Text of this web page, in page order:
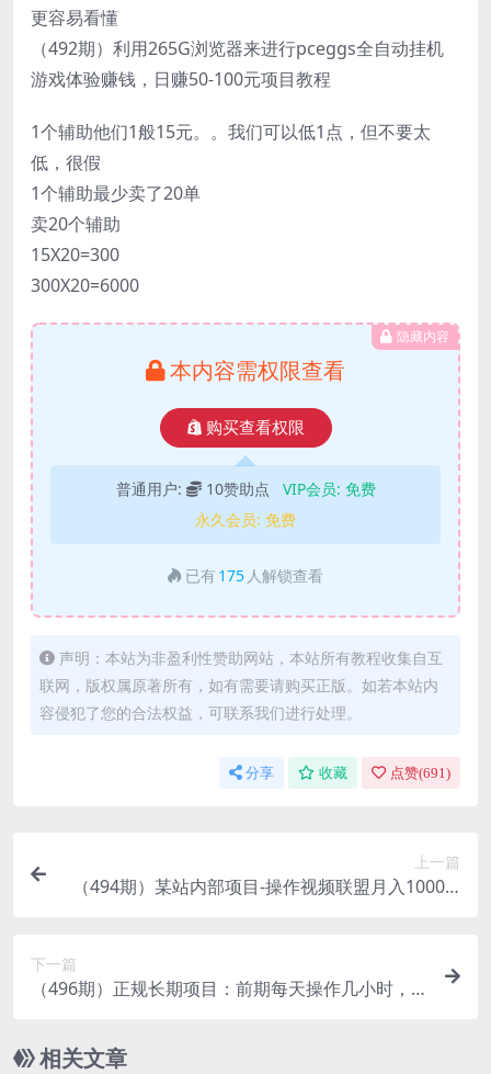
更容易看懂
（492期）利用265G浏览器来进行pceggs全自动挂机
游戏体验赚钱，日赚50-100元项目教程
1个辅助他们1般15元。。我们可以低1点，但不要太
低，很假
1个辅助最少卖了20单
卖20个辅助
15X20=300
300X20=6000
隐藏内容
本内容需权限查看
购买查看权限
普通用户: 10赞助点 VIP会员: 免费
永久会员: 免费
已有 175 人解锁查看
声明：本站为非盈利性赞助网站，本站所有教程收集自互
联网，版权属原著所有，如有需要请购买正版。如若本站内
容侵犯了您的合法权益，可联系我们进行处理。
分享 收藏 点赞(691 )
上一篇
（494期）某站内部项目-操作视频联盟月入1000-3
下一篇
（496期）正规长期项目：前期每天操作几小时，
相关文章